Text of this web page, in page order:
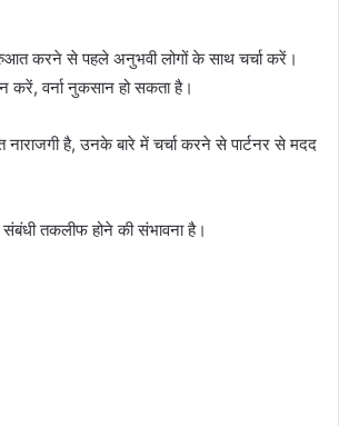
करने से पहले अनुभवी लोगों के साथ चर्चा करें।
वर्ना नुकसान हो सकता है।
नाराजगी है, उनके बारे में चर्चा करने से पार्टनर से मदद
तकलीफ होने की संभावना है।